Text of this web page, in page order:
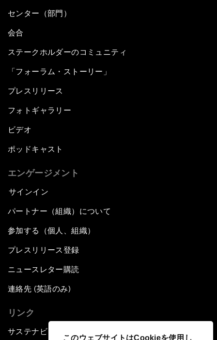
このウェブサイトはCookieを使用し
センター（部門）
会合
ステークホルダーのコミュニティ
「フォーラム・ストーリー」
プレスリリース
フォトギャラリー
ビデオ
ポッドキャスト
エンゲージメント
サインイン
パートナー（組織）について
参加する（個人、組織）
プレスリリース登録
ニュースレター購読
連絡先 (英語のみ)
リンク
サステナビリティへの取り組み